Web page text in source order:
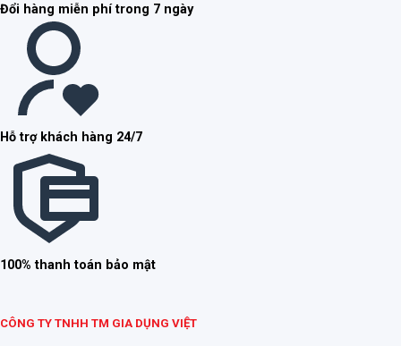
Đổi hàng miễn phí trong 7 ngày
Hỗ trợ khách hàng 24/7
100% thanh toán bảo mật
CÔNG TY TNHH TM GIA DỤNG VIỆT